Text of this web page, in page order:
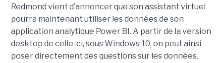
Redmond vient d’annoncer que son assistant virtuel
pourra maintenant utiliser les données de son
application analytique Power BI. A partir de la version
desktop de celle-ci, sous Windows 10, on peut ainsi
poser directement des questions sur les données.